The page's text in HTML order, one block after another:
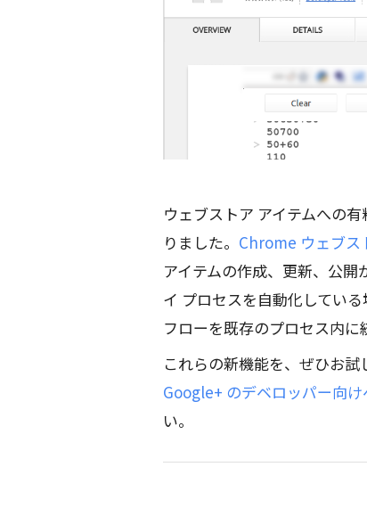
ウェブストア アイテムへの
りました。 Chrome ウェブス
アイテムの作成、更新、公
イ プロセスを自動化してい
フローを既存のプロセス内に
これらの新機能を、ぜひお試
Google+ のデベロッパー向け
い。